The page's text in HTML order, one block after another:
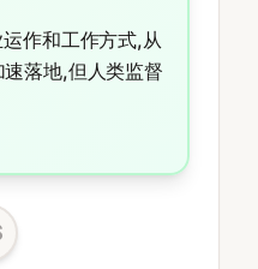
作和工作方式,从
落地,但人类监督